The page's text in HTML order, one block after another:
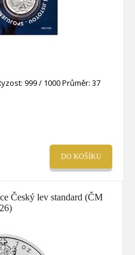
999 / 1000 Průměr: 37
DO KOŠÍKU
Český lev standard (ČM